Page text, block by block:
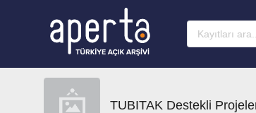
TUBITAK Destekli